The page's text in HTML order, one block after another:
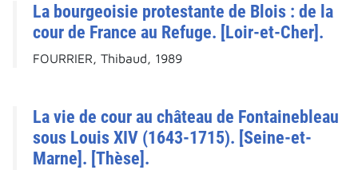
La bourgeoisie protestante de Blois : de la
cour de France au Refuge. [Loir-et-Cher].
FOURRIER, Thibaud, 1989
La vie de cour au château de Fontainebleau
sous Louis XIV (1643-1715). [Seine-et-
Marne]. [Thèse].